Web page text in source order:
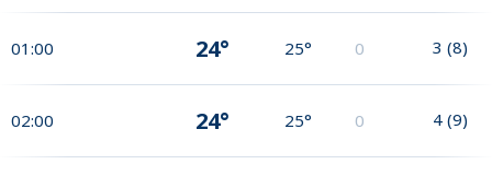
01:00 24° 25° 0 3 (8)
02:00 24° 25° 0 4 (9)